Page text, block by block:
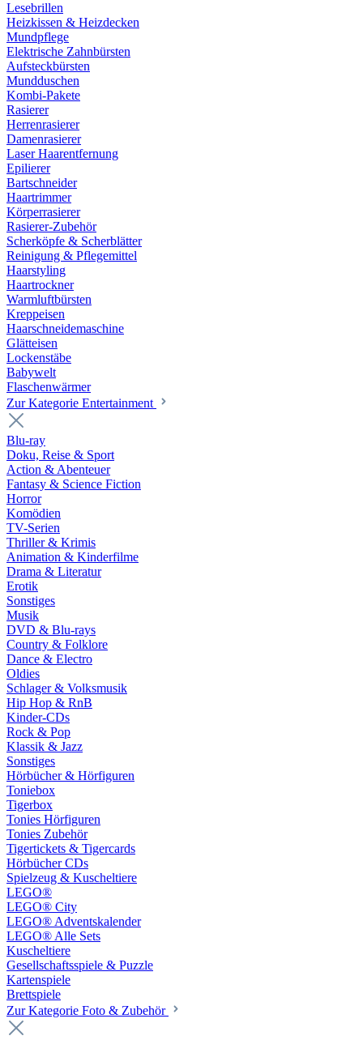
Lesebrillen
Heizkissen & Heizdecken
Mundpflege
Elektrische Zahnbürsten
Aufsteckbürsten
Mundduschen
Kombi-Pakete
Rasierer
Herrenrasierer
Damenrasierer
Laser Haarentfernung
Epilierer
Bartschneider
Haartrimmer
Körperrasierer
Rasierer-Zubehör
Scherköpfe & Scherblätter
Reinigung & Pflegemittel
Haarstyling
Haartrockner
Warmluftbürsten
Kreppeisen
Haarschneidemaschine
Glätteisen
Lockenstäbe
Babywelt
Flaschenwärmer
Zur Kategorie Entertainment
Blu-ray
Doku, Reise & Sport
Action & Abenteuer
Fantasy & Science Fiction
Horror
Komödien
TV-Serien
Thriller & Krimis
Animation & Kinderfilme
Drama & Literatur
Erotik
Sonstiges
Musik
DVD & Blu-rays
Country & Folklore
Dance & Electro
Oldies
Schlager & Volksmusik
Hip Hop & RnB
Kinder-CDs
Rock & Pop
Klassik & Jazz
Sonstiges
Hörbücher & Hörfiguren
Toniebox
Tigerbox
Tonies Hörfiguren
Tonies Zubehör
Tigertickets & Tigercards
Hörbücher CDs
Spielzeug & Kuscheltiere
LEGO®
LEGO® City
LEGO® Adventskalender
LEGO® Alle Sets
Kuscheltiere
Gesellschaftsspiele & Puzzle
Kartenspiele
Brettspiele
Zur Kategorie Foto & Zubehör